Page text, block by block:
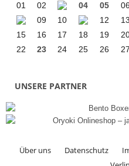
01 02 04 05 06
09
10 12
13
15
16 17 18 19
22
23 24 25 26 27
UNSERE PARTNER
Über uns Datenschutz